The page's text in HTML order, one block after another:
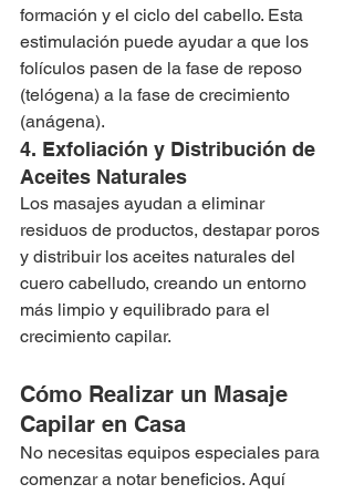
formación y el ciclo del cabello. Esta
estimulación puede ayudar a que los
folículos pasen de la fase de reposo
(telógena) a la fase de crecimiento
(anágena).
4. Exfoliación y Distribución de
Aceites Naturales
Los masajes ayudan a eliminar
residuos de productos, destapar poros
y distribuir los aceites naturales del
cuero cabelludo, creando un entorno
más limpio y equilibrado para el
crecimiento capilar.
Cómo Realizar un Masaje
Capilar en Casa
No necesitas equipos especiales para
comenzar a notar beneficios. Aquí